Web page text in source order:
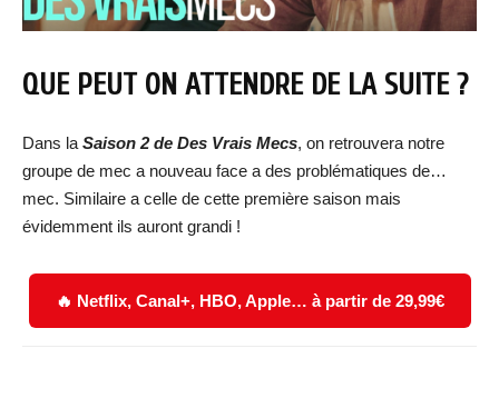
QUE PEUT ON ATTENDRE DE LA SUITE ?
Dans la Saison 2 de Des Vrais Mecs, on retrouvera notre
groupe de mec a nouveau face a des problématiques de…
mec. Similaire a celle de cette première saison mais
évidemment ils auront grandi !
🔥 Netflix, Canal+, HBO, Apple… à partir de 29,99€